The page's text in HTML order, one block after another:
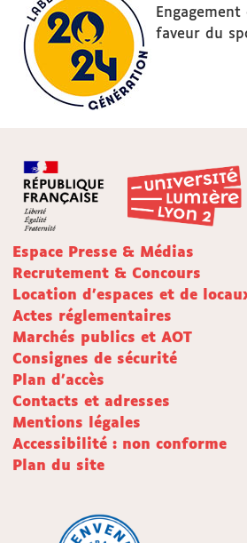
faveur du
Espace Presse & Médias
Recrutement & Concours
Location d'espaces et de
Actes réglementaires
Marchés publics et AOT
Consignes de sécurité
Plan d'accès
Contacts et adresses
Mentions légales
Accessibilité : non conforme
Plan du site